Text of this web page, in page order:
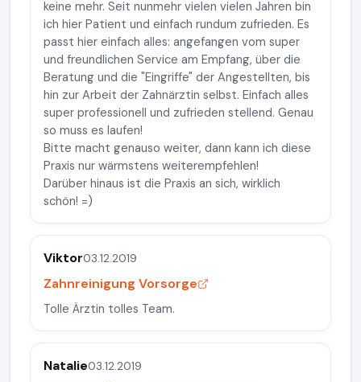
keine mehr. Seit nunmehr vielen vielen Jahren bin
ich hier Patient und einfach rundum zufrieden. Es
passt hier einfach alles: angefangen vom super
und freundlichen Service am Empfang, über die
Beratung und die "Eingriffe" der Angestellten, bis
hin zur Arbeit der Zahnärztin selbst. Einfach alles
super professionell und zufrieden stellend. Genau
so muss es laufen!
Bitte macht genauso weiter, dann kann ich diese
Praxis nur wärmstens weiterempfehlen!
Darüber hinaus ist die Praxis an sich, wirklich
schön! =)
Viktor03.12.2019
Zahnreinigung Vorsorge
Tolle Ärztin tolles Team.
Natalie03.12.2019